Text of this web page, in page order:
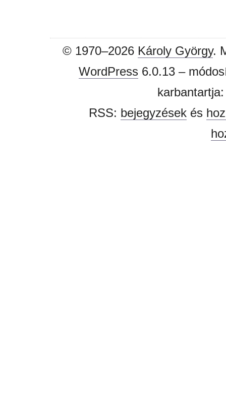
© 1970–2026 Károly György.
WordPress6.0.13 –
RSS: bejegyzésekés